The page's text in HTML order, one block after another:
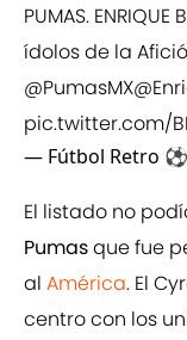
PUMAS.
ídolos de la
@PumasMX
pic.twitter.com/
— Fútbol Retro ⚽️
El listado no
Pumasque fue
al América. El
centro con los